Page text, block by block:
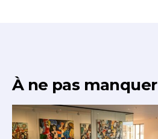
À ne pas manquer